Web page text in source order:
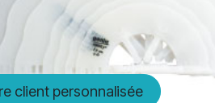
client personnalisée